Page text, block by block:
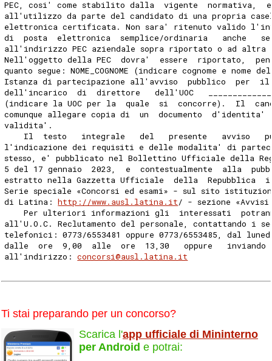
PEC, cosi' come stabilito dalla  vigente  normativa,
all'utilizzo da parte del candidato di una propria
elettronica certificata. Non sara' ritenuto valido
di  posta  elettronica  semplice/ordinaria   anche
all'indirizzo PEC aziendale sopra riportato o ad altra
Nell'oggetto della PEC  dovra'  essere  riportato,
quanto segue: NOME_COGNOME (indicare cognome e nome
Istanza di partecipazione all'avviso  pubblico  per  il
dell'incarico  di  direttore   dell'UOC
(indicare la UOC per la  quale  si  concorre).  Il
comunque allegare copia di  un  documento
validita'.
Il  testo   integrale   del   presente   avviso
l'indicazione dei requisiti e delle modalita' di
stesso, e' pubblicato nel Bollettino Ufficiale della
5 del 17 gennaio  2023,  e  contestualmente  alla
estratto nella Gazzetta Ufficiale  della  Repubblica
Serie speciale «Concorsi ed esami» - sul sito
di Latina: http://www.ausl.latina.it/ - sezione
Per ulteriori informazioni gli  interessati
all'U.O.C. Reclutamento del personale, contattando i
telefonici: 0773/6553481 oppure 0773/6553485, dal
dalle  ore  9,00  alle  ore  13,30   oppure   inviando
all'indirizzo: concorsi@ausl.latina.it
Ti stai preparando per un concorso?
Scarica l'app ufficiale di Mininterno
per Android e potrai: